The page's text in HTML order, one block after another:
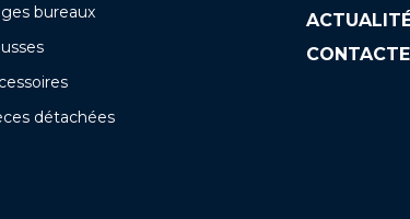
bureaux
détachées